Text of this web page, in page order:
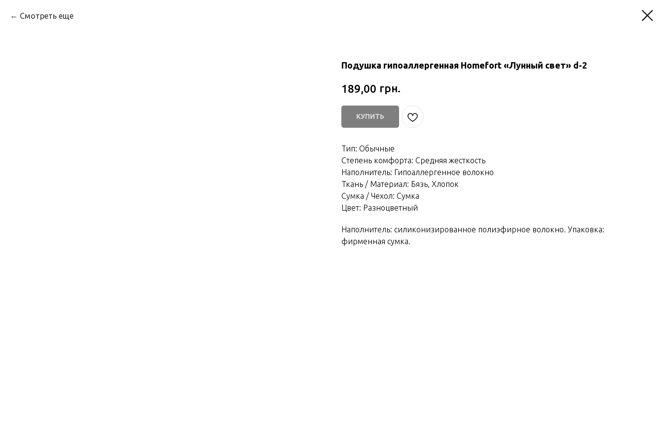
Смотреть еще
Подушка гипоаллергенная Homefort «Лунный свет» d-2
189,00 грн.
КУПИТЬ
Наполнитель: силиконизированное полиэфирное волокно. Упаковка:
фирменная сумка.
Тип: Обычные
Степень комфорта: Средняя жесткость
Наполнитель: Гипоаллергенное волокно
Ткань / Материал: Бязь, Хлопок
Сумка / Чехол: Сумка
Цвет: Разноцветный